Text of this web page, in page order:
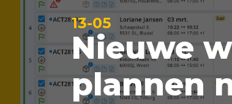
13-05
Nieuwe
plannen